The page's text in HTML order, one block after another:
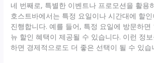
네 번째로, 특별한 이벤트나 프로모션을 활용
호스트바에서는 특정 요일이나 시간대에 할
진행합니다. 예를 들어, 특정 요일에 방문하면
뉴 할인 혜택이 제공될 수 있습니다. 이런 정
하면 경제적으로도 더 좋은 선택이 될 수 있습